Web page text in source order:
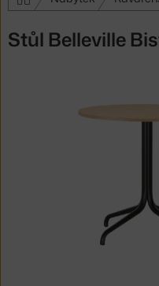
Stůl Belleville